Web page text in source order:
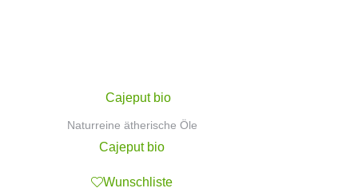
Naturreine ätherische Öle
Cajeput bio
Wunschliste